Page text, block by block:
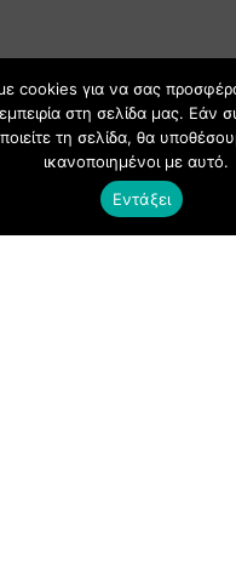
cookies για να σας
στη σελίδα μας. Εάν
τη σελίδα, θα
ικανοποιημένοι με αυτό.
Εντάξει